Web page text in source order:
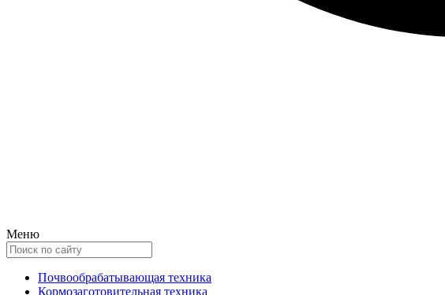
Меню
Почвообрабатывающая техника
Кормозаготовительная техника